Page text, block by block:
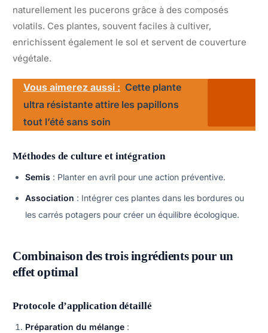
naturellement les pucerons grâce à des composés
volatils. Ces plantes, souvent faciles à cultiver,
enrichissent également le sol et servent de couverture
végétale.
Vous aimerez aussi : Cette plante
ultra résistante attire les papillons
tout l’été sans soin
Méthodes de culture et intégration
Semis : Planter en avril pour une action préventive.
Association : Intégrer ces plantes dans les bordures ou
les carrés potagers pour créer un équilibre écologique.
Combinaison des trois ingrédients pour un
effet optimal
Protocole d’application détaillé
Préparation du mélange :